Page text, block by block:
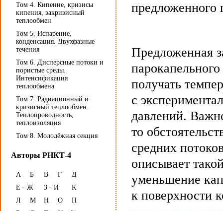
Том 4. Кипение, кризисы
кипения, закризисный
теплообмен
Том 5. Испарение,
конденсация. Двухфазные
течения
Том 6. Дисперсные потоки и
пористые среды.
Интенсификация
теплообмена
Том 7. Радиационный и
кризисный теплообмен.
Теплопроводность,
теплоизоляция
Том 8. Молодёжная секция
Авторы РНКТ-4
А Б В Г
Д
Е - Ж
З - И
К
Л
М Н О
П
предложенного
Предложенная
получать
с
давлений.
то
средних
описывает
уменьшение
к поверхности